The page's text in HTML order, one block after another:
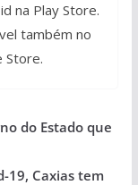
na Play Store.
também no
Store.
do Estado que
19, Caxias tem